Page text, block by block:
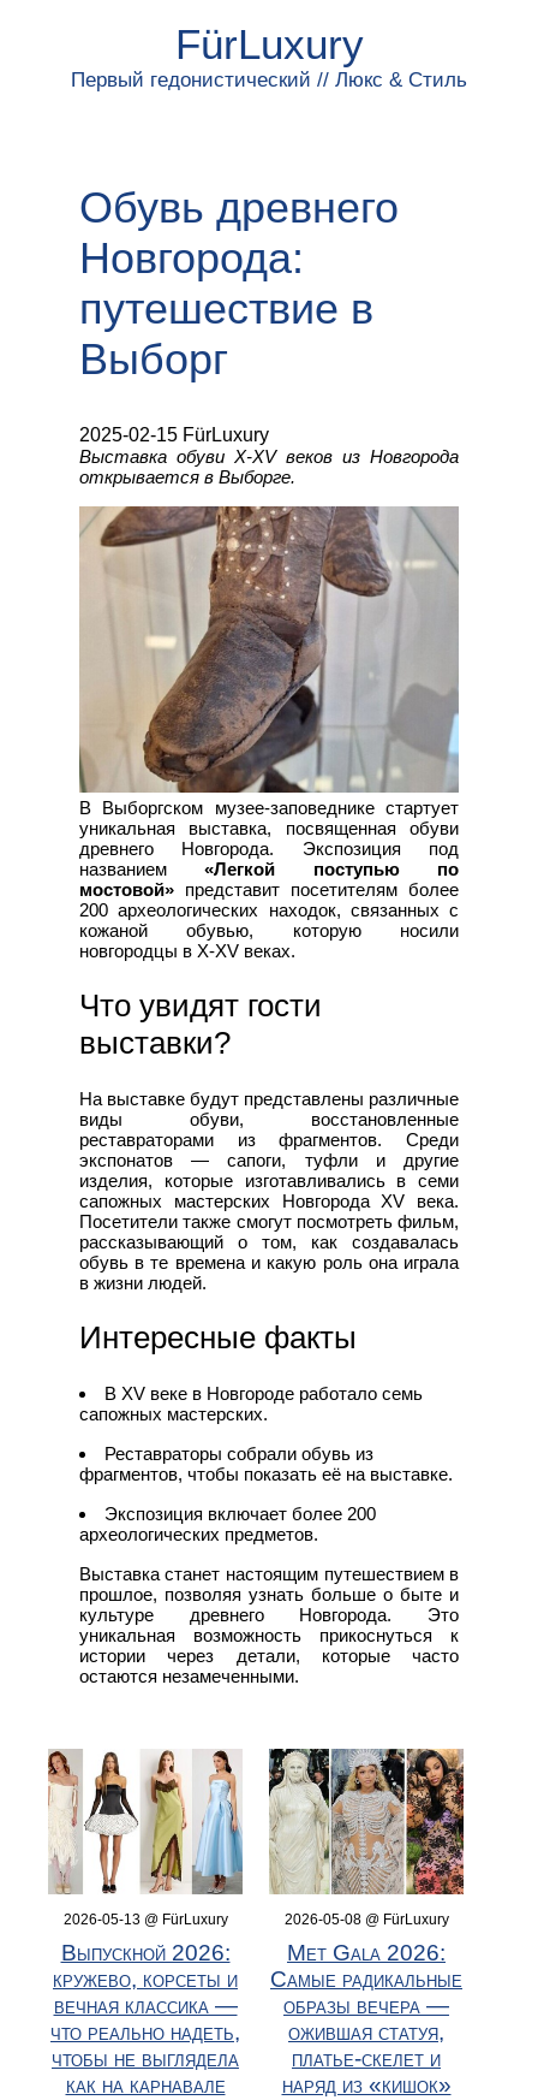
FürLuxury
Первый гедонистический // Люкс & Стиль
Обувь древнего
Новгорода:
путешествие в
Выборг
2025-02-15 FürLuxury
Выставка обуви X-XV веков из Новгорода
открывается в Выборге.
В Выборгском музее-заповеднике стартует
уникальная выставка, посвященная обуви
древнего Новгорода. Экспозиция под
названием«Легкой поступью по
мостовой»представит посетителям более
200 археологических находок, связанных с
кожаной обувью, которую носили
новгородцы в X-XV веках.
Что увидят гости
выставки?
На выставке будут представлены различные
виды обуви, восстановленные
реставраторами из фрагментов. Среди
экспонатов — сапоги, туфли и другие
изделия, которые изготавливались в семи
сапожных мастерских Новгорода XV века.
Посетители также смогут посмотреть фильм,
рассказывающий о том, как создавалась
обувь в те времена и какую роль она играла
в жизни людей.
Интересные факты
В XV веке в Новгороде работало семь
сапожных мастерских.
Реставраторы собрали обувь из
фрагментов, чтобы показать её на выставке.
Экспозиция включает более 200
археологических предметов.
Выставка станет настоящим путешествием в
прошлое, позволяя узнать больше о быте и
культуре древнего Новгорода. Это
уникальная возможность прикоснуться к
истории через детали, которые часто
остаются незамеченными.
2026-05-13 @ FürLuxury
Выпускной 2026:
кружево, корсеты и
вечная классика —
что реально надеть,
чтобы не выглядела
как на карнавале
2026-05-08 @ FürLuxury
Met Gala 2026:
Самые радикальные
образы вечера —
ожившая статуя,
платье-скелет и
наряд из «кишок»